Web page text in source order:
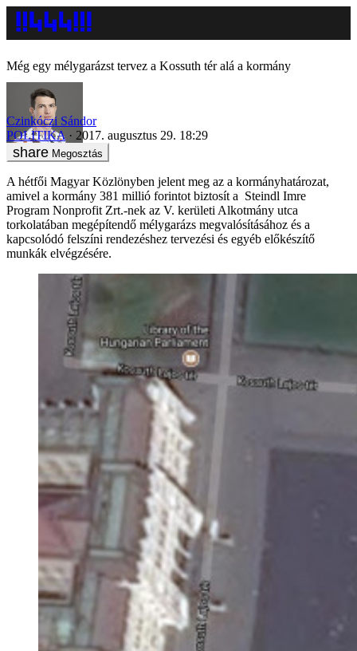
Még egy mélygarázst tervez a Kossuth tér alá a kormány
Czinkóczi Sándor
POLITIKA
2017. augusztus 29. 18:29
Megosztás
A hétfői Magyar Közlönyben jelent meg az a kormányhatározat,
amivel a kormány 381 millió forintot biztosít a Steindl Imre
Program Nonprofit Zrt.-nek az V. kerületi Alkotmány utca
torkolatában megépítendő mélygarázs megvalósításához és a
kapcsolódó felszíni rendezéshez tervezési és egyéb előkészítő
munkák elvégzésére.